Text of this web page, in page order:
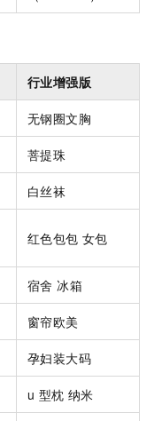
行业增强版
无钢圈文胸
菩提珠
白丝袜
红色包包 女包
宿舍 冰箱
窗帘欧美
孕妇装大码
u 型枕 纳米